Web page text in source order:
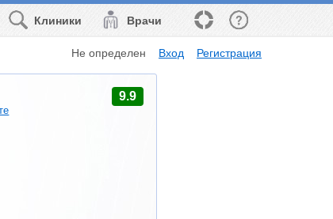
Врачи
Клиники
Не определен Вход Регистрация
9.9